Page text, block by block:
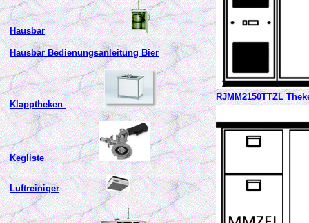
Hausbar
Hausbar Bedienungsanleitung Bier
Klapptheken
Kegliste
Luftreiniger
RJMM2150TTZL